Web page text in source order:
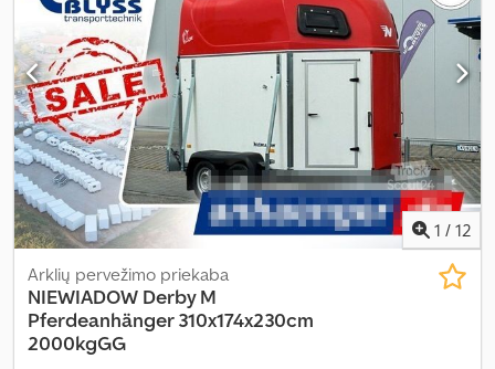
1 / 12
Arklių pervežimo priekaba
NIEWIADOW Derby M
Pferdeanhänger 310x174x230cm
2000kgGG